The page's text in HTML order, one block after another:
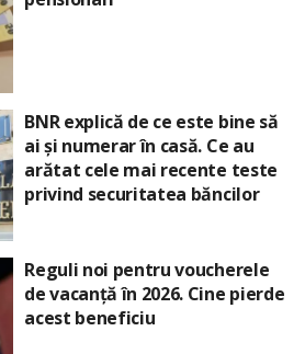
BNR explică de ce este bine să
ai și numerar în casă. Ce au
arătat cele mai recente teste
privind securitatea băncilor
Reguli noi pentru voucherele
de vacanță în 2026. Cine pierde
acest beneficiu